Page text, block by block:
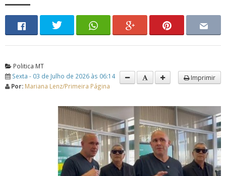
Politica MT
Sexta - 03 de Julho de 2026 às 06:14
Por: Mariana Lenz/Primeira Página
Imprimir